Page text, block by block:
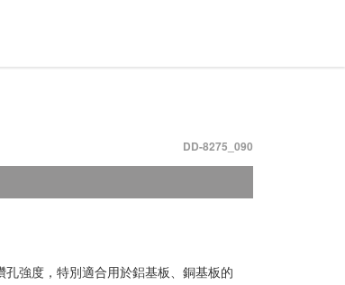
DD-8275_090
強度，特別適合用於鋁基板、銅基板的